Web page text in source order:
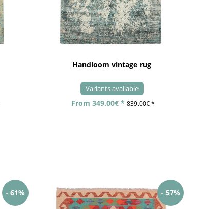
Handloom vintage rug
Variants available
From 349.00€ * 839.00€ *
- 61% - 57%